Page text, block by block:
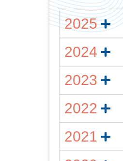
2025
2024
2023
2022
2021